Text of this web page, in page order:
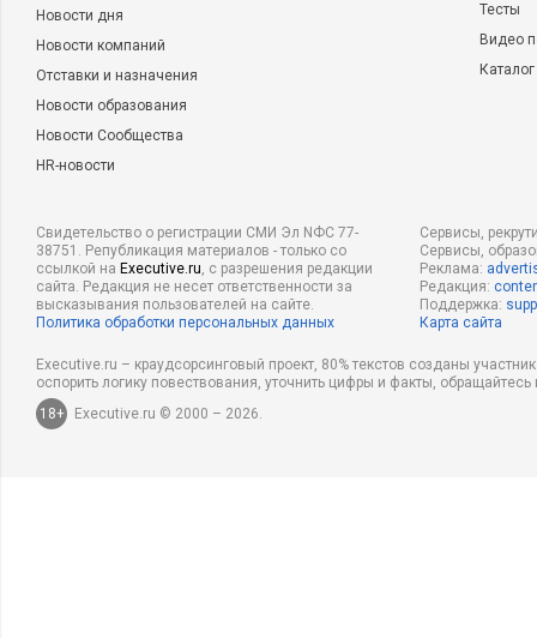
Новости дня
Новости компаний
Отставки и назначения
Новости образования
Новости Сообщества
HR-новости
Тесты
Видео
Свидетельство о регистрации СМИ Эл NФС 77-
38751. Републикация материалов - только со
ссылкой на Executive.ru, с разрешения редакции
сайта. Редакция не несет ответственности за
высказывания пользователей на сайте.
Политика обработки персональных данных
Сервисы,
Сервисы,
Реклама:
Редакция:
Поддержка:
Карта сайта
Executive.ru – краудсорсинговый проект, 80% текстов созданы
оспорить логику повествования, уточнить цифры и факты,
18+
Executive.ru © 2000 – 2026.